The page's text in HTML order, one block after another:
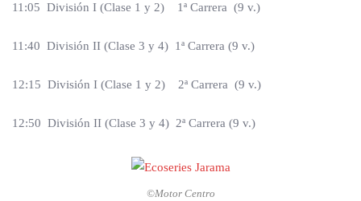
11:05 División I (Clase 1 y 2) 1ª Carrera (9 v.)
11:40 División II (Clase 3 y 4) 1ª Carrera (9 v.)
12:15 División I (Clase 1 y 2) 2ª Carrera (9 v.)
12:50 División II (Clase 3 y 4) 2ª Carrera (9 v.)
©Motor Centro